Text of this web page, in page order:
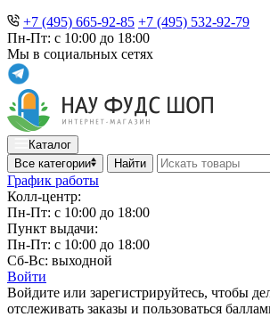
+7 (495) 665-92-85 +7 (495) 532-92-79
Пн-Пт: с 10:00 до 18:00
Мы в социальных сетях
Каталог
Все категории
Найти
График работы
Колл-центр:
Пн-Пт: с 10:00 до 18:00
Пункт выдачи:
Пн-Пт: с 10:00 до 18:00
Сб-Вс: выходной
Войти
Войдите или зарегистрируйтесь, чтобы
отслеживать заказы и пользоваться